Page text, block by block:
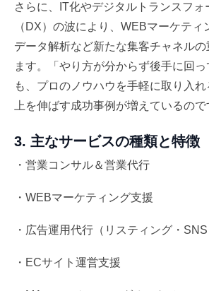
さらに、IT化やデジタルトランスフォ
（DX）の波により、WEBマーケティ
データ解析など新たな集客チャネル
ます。「やり方が分からず後手に回
も、プロのノウハウを手軽に取り入
上を伸ばす成功事例が増えているので
3. 主なサービスの種類と特徴
・営業コンサル＆営業代行
・WEBマーケティング支援
・広告運用代行（リスティング・SNS
・ECサイト運営支援